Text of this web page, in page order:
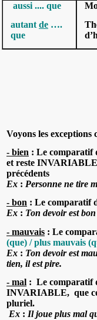
aussi .... que
autant de….
que
d’
Voyons les exceptions
- bien : Le comparatif
et reste INVARIABLE
précédents
Ex : Personne ne tire
- bon : Le comparatif
Ex : Ton devoir estbon
- mauvais : Le
(que) / plus mauvais
Ex : Ton devoir est
tien, il estpire.
- mal : Le comparatif
INVARIABLE, que
pluriel.
Ex : Il joue plus mal